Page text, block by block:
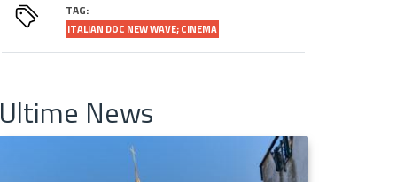
TAG:
ITALIAN DOC NEW WAVE; CINEMA
Ultime News